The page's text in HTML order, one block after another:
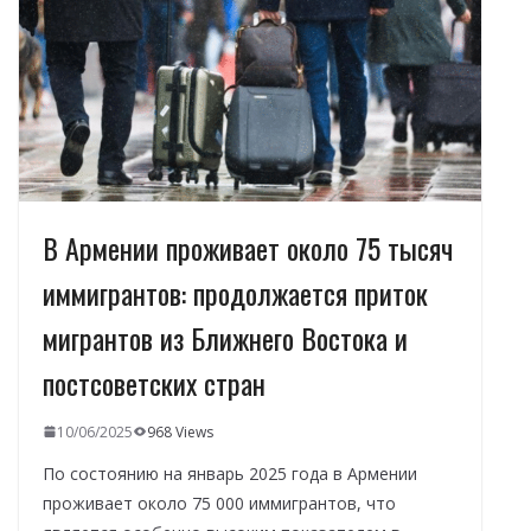
k p и
т
ь
В Армении проживает около 75 тысяч
иммигрантов: продолжается приток
мигрантов из Ближнего Востока и
постсоветских стран
10/06/2025 968 Views
По состоянию на январь 2025 года в Армении
проживает около 75 000 иммигрантов, что